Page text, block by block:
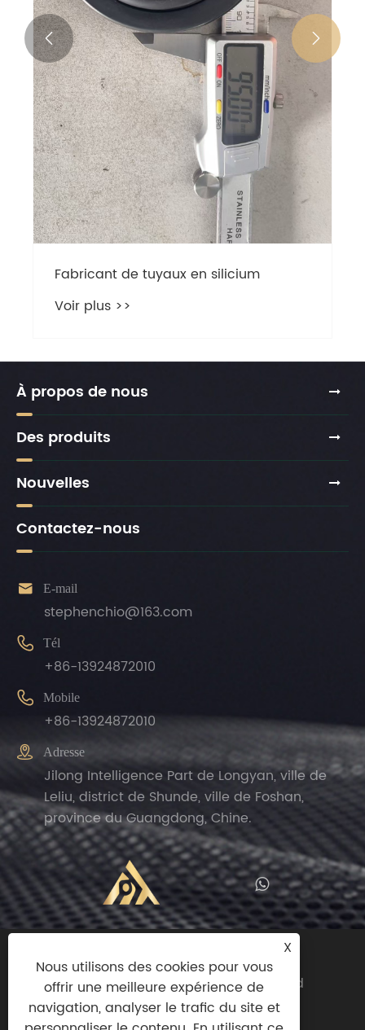
Fabricant de tuyaux en silicium
Voir plus >>
 
À propos de nous
Des produits
Nouvelles
Contactez-nous
 E-mail
stephenchio@163.com
 Tél
+86-13924872010
 Mobile
+86-13924872010
 Adresse
Jilong Intelligence Part de Longyan, ville de
Leliu, district de Shunde, ville de Foshan,
province du Guangdong, Chine.
Copyright © 2024 Zhengguan (Foshan
Shunde) Import And Export Trade Co., Ltd
Tous droits réservés.
X
Nous utilisons des cookies pour vous
offrir une meilleure expérience de
navigation, analyser le trafic du site et